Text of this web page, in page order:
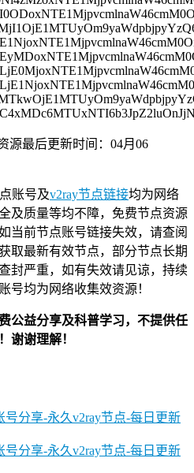
源最后更新时间： 04月06
账号及v2ray节点链接均为网络
及质量等均不障，免费节点资源
当前节点账号链接失效，请查阅
取最新有效节点，部分节点长期
封严重，如有失效请见谅，持续
号均为网络收集效资源！
公益分享及科普学习，不提供任
谢谢理解！
号分享-永久v2ray节点-每日更新
号分享-永久v2ray节点-每日更新